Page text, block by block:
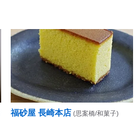
福砂屋 長崎本店 (思案橋/和菓子)